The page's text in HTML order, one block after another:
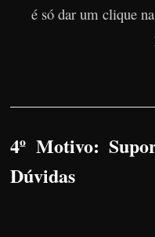
é só dar um clique
4º Motivo:
Dúvidas